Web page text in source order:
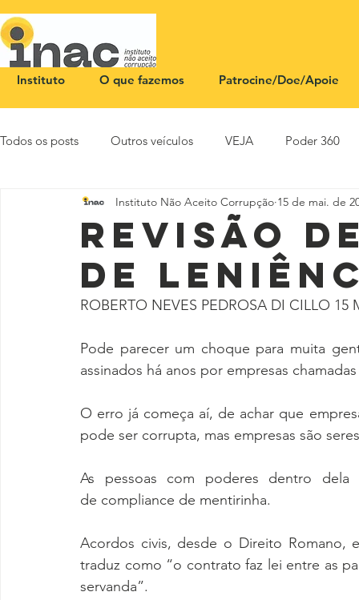
Instituto O que fazemos Patrocine/Doe/Apoie
Todos os posts Outros veículos VEJA Poder 360
NOTA PÚBLICA CEID SBT News Rádio
Revisão
de
Instituto Não Aceito Corrupção 15 de mai. de
ROBERTO NEVES PEDROSA DI CILLO 15
Pode parecer um choque para muita
assinados há anos por empresas
O erro já começa aí, de achar que
pode ser corrupta, mas empresas são
As pessoas com poderes dentro
de compliance de mentirinha.
Acordos civis, desde o Direito Romano,
traduz como “o contrato faz lei entre as
servanda”.